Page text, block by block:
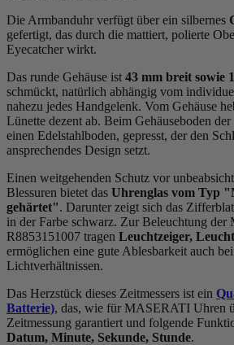
Die Armbanduhr verfügt über ein silbernes
gefertigt, das durch die mattiert, polierte
Eyecatcher wirkt.
Das runde Gehäuse ist 43 mm breit sowie
schmückt, natürlich abhängig vom
nahezu jedes Handgelenk. Vom Gehäuse
Lünette dezent ab. Beim Gehäuseboden
einen Edelstahlboden, gepresst, der den
ansprechendes Design setzt.
Einen weitgehenden Schutz vor
Blessuren bietet das Uhrenglas vom Typ
gehärtet". Darunter zeigt sich das
in der Farbe schwarz. Zur Beleuchtung
R8853151007 tragen Leuchtzeiger,
ermöglichen eine gute Ablesbarkeit auch
Lichtverhältnissen.
Das Herzstück dieses Zeitmessers ist ein
Batterie), das, wie für MASERATI Uhren
Zeitmessung garantiert und folgende
Datum, Minute, Sekunde, Stunde.